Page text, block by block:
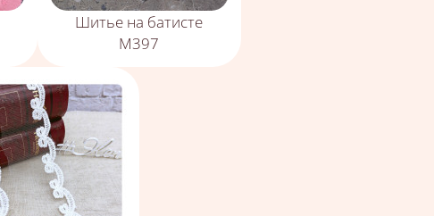
Шитье на батисте
М397